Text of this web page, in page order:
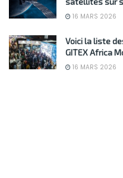
16 MARS 2026
Voici la liste
GITEX Africa
16 MARS 2026